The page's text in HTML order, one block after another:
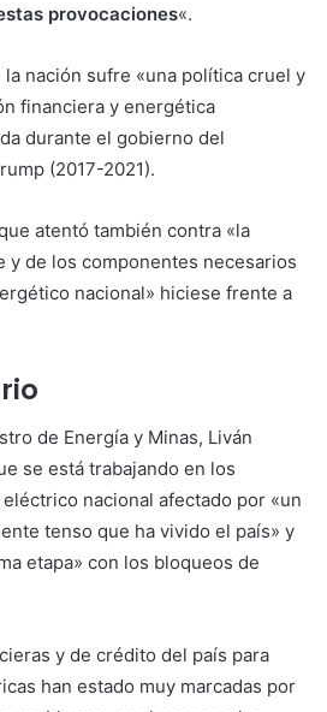
provocaciones«.
nación sufre «una política cruel y
financiera y energética
durante el gobierno del
(2017-2021).
atentó también contra «la
y de los componentes necesarios
nacional» hiciese frente a
de Energía y Minas, Liván
se está trabajando en los
nacional afectado por «un
tenso que ha vivido el país» y
etapa» con los bloqueos de
y de crédito del país para
han estado muy marcadas por